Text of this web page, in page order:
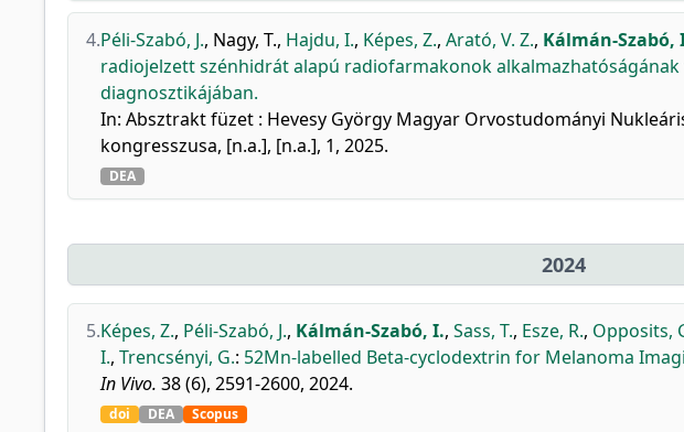
4.Péli-Szabó, J., Nagy, T., Hajdu, I., Képes, Z., Arató, V. Z., Kálmán-Szabó,
radiojelzett szénhidrát alapú radiofarmakonok
diagnosztikájában.
In: Absztrakt füzet : Hevesy György Magyar Orvostudományi
kongresszusa, [n.a.], [n.a.], 1, 2025.
DEA
2024
5.Képes, Z., Péli-Szabó, J., Kálmán-Szabó, I., Sass, T., Esze, R., Opposits,
I., Trencsényi, G.: 52Mn-labelled Beta-cyclodextrin for Melanoma
In Vivo. 38 (6), 2591-2600, 2024.
doi DEA Scopus